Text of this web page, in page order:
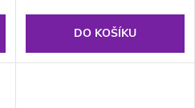
DO KOŠÍKU